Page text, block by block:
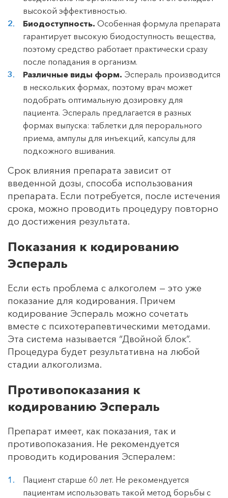
высокой эффективностью.
Биодоступность. Особенная формула препарата
гарантирует высокую биодоступность вещества,
поэтому средство работает практически сразу
после попадания в организм.
Различные виды форм. Эспераль производится
в нескольких формах, поэтому врач может
подобрать оптимальную дозировку для
пациента. Эспераль предлагается в разных
формах выпуска: таблетки для перорального
приема, ампулы для инъекций, капсулы для
подкожного вшивания.
Срок влияния препарата зависит от
введенной дозы, способа использования
препарата. Если потребуется, после истечения
срока, можно проводить процедуру повторно
до достижения результата.
Показания к кодированию
Эспераль
Если есть проблема с алкоголем — это уже
показание для кодирования. Причем
кодирование Эспераль можно сочетать
вместе с психотерапевтическими методами.
Эта система называется “Двойной блок”.
Процедура будет результативна на любой
стадии алкоголизма.
Противопоказания к
кодированию Эспераль
Препарат имеет, как показания, так и
противопоказания. Не рекомендуется
проводить кодирования Эспералем:
Пациент старше 60 лет. Не рекомендуется
пациентам использовать такой метод борьбы с